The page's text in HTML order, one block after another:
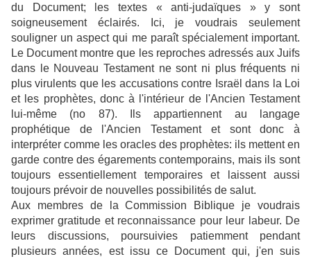
du Document; les textes « anti-judaïques » y sont
soigneusement éclairés. Ici, je voudrais seulement
souligner un aspect qui me paraît spécialement important.
Le Document montre que les reproches adressés aux Juifs
dans le Nouveau Testament ne sont ni plus fréquents ni
plus virulents que les accusations contre Israël dans la Loi
et les prophètes, donc à l'intérieur de l'Ancien Testament
lui-même (no 87). Ils appartiennent au langage
prophétique de l'Ancien Testament et sont donc à
interpréter comme les oracles des prophètes: ils mettent en
garde contre des égarements contemporains, mais ils sont
toujours essentiellement temporaires et laissent aussi
toujours prévoir de nouvelles possibilités de salut.
Aux membres de la Commission Biblique je voudrais
exprimer gratitude et reconnaissance pour leur labeur. De
leurs discussions, poursuivies patiemment pendant
plusieurs années, est issu ce Document qui, j'en suis